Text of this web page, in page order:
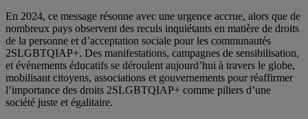
En 2024, ce message résonne avec une urgence accrue, alors que de
nombreux pays observent des reculs inquiétants en matière de droits
de la personne et d’acceptation sociale pour les communautés
2SLGBTQIAP+. Des manifestations, campagnes de sensibilisation,
et événements éducatifs se déroulent aujourd’hui à travers le globe,
mobilisant citoyens, associations et gouvernements pour réaffirmer
l’importance des droits 2SLGBTQIAP+ comme piliers d’une
société juste et égalitaire.